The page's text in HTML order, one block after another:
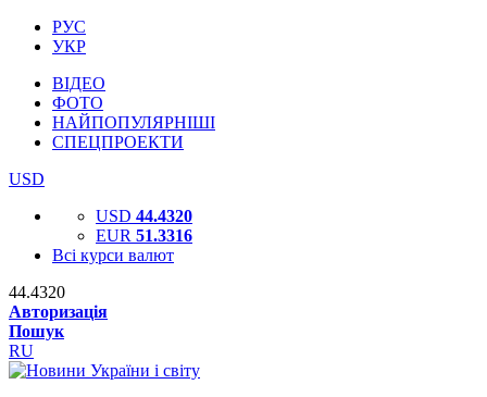
РУС
УКР
ВІДЕО
ФОТО
НАЙПОПУЛЯРНІШІ
СПЕЦПРОЕКТИ
USD
USD 44.4320
EUR 51.3316
Всі курси валют
44.4320
Авторизація
Пошук
RU